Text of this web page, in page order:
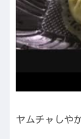
ヤムチャしや